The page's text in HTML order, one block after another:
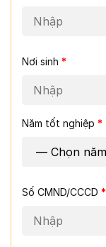
Nơi sinh *
Năm tốt nghiệp *
Số CMND/CCCD *